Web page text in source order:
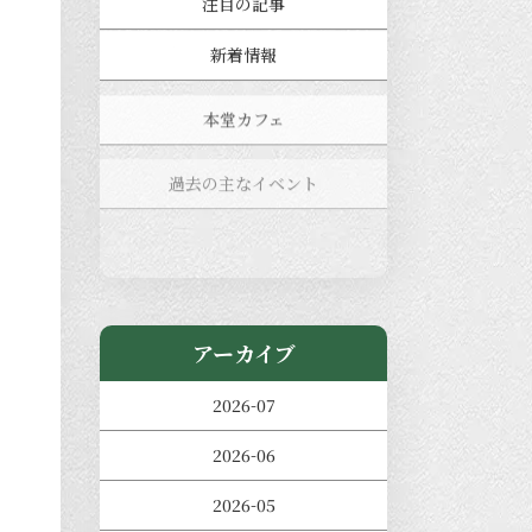
新着情報
過去の主なイベント
児玉工具店
アーカイブ
2026-07
2026-06
2026-05